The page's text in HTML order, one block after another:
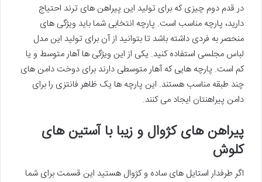
در قدم دوم چیزی که برای تولید این پیراهن های ترند احتیاج
دارید، پارچه مناسب است. پارچه انتخابی شما باید ویژگی های
منحصر به فردی داشته باشد تا بتوانید از آن برای تولید این مدل
لباس مجلسی استفاده کنید. یکی از این ویژگی ها آهار متوسط و یا
کم است. پارچه هایی که آهار متوسطی دارند برای دوخت دامن های
چند طبقه مناسب هستند. این پارچه ها یک ظاهر فانتزی را برای
دامن پیراهنتان ایجاد می کنند.
پیراهن های کژوال و زیبا با آستین های
کلوش
اگر طرفدار استایل های ساده و کژوال هستید این قسمت برای شما